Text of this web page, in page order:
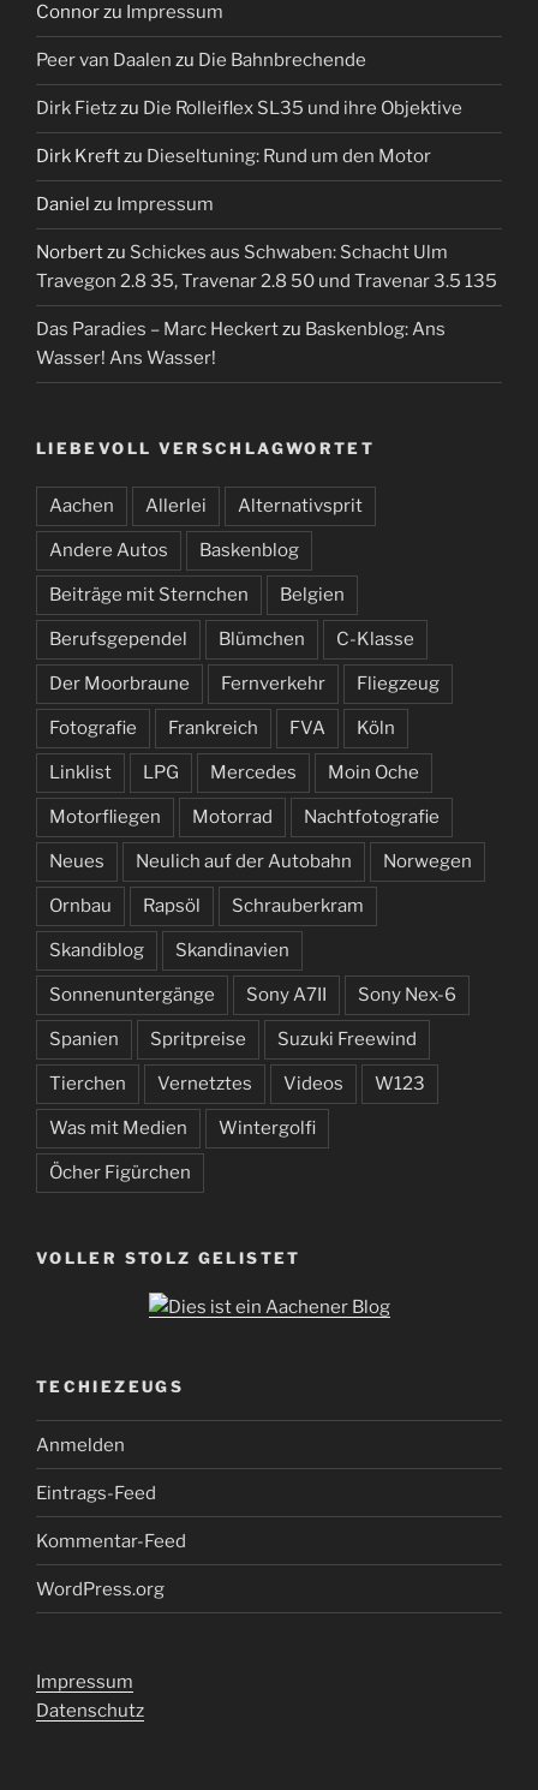
Connorzu Impressum
Peer van Daalen zu Die Bahnbrechende
Dirk Fietzzu Die Rolleiflex SL35 und ihre Objektive
Dirk Kreftzu Dieseltuning: Rund um den Motor
Daniel zu Impressum
Norbertzu Schickes aus Schwaben: Schacht Ulm
Travegon 2.8 35, Travenar 2.8 50 und Travenar 3.5 135
Das Paradies – Marc Heckertzu Baskenblog: Ans
Wasser! Ans Wasser!
LIEBEVOLL VERSCHLAGWORTET
Aachen Allerlei Alternativsprit
Andere Autos Baskenblog
Beiträge mit Sternchen Belgien
Berufsgependel Blümchen C-Klasse
Der Moorbraune Fernverkehr Fliegzeug
Fotografie Frankreich FVA Köln
Linklist LPG Mercedes Moin Oche
Motorfliegen Motorrad Nachtfotografie
Neues Neulich auf der Autobahn Norwegen
Ornbau Rapsöl Schrauberkram
Skandiblog Skandinavien
Sonnenuntergänge Sony A7II Sony Nex-6
Spanien Spritpreise Suzuki Freewind
Tierchen Vernetztes Videos W123
Was mit Medien Wintergolfi
Öcher Figürchen
VOLLER STOLZ GELISTET
TECHIEZEUGS
Anmelden
Eintrags-Feed
Kommentar-Feed
WordPress.org
Impressum
Datenschutz